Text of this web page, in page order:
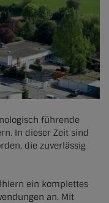
führende
In dieser Zeit sind
die zuverlässig
ein komplettes
an. Mit